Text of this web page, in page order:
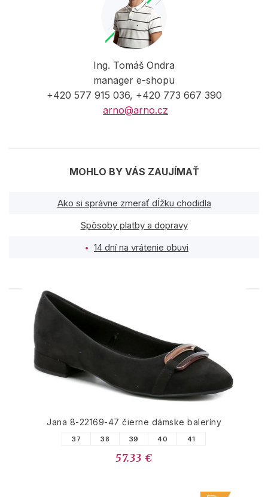
Ing. Tomáš Ondra
manager e-shopu
+420 577 915 036, +420 773 667 390
arno@arno.cz
MOHLO BY VÁS ZAUJÍMAŤ
Ako si správne zmerať dĺžku chodidla
Spôsoby platby a dopravy
14 dní na vrátenie obuvi
PODOBNÉ PRODUKTY
Jana 8-22169-47 čierne dámske baleríny
37 38 39 40 41
57.33 €